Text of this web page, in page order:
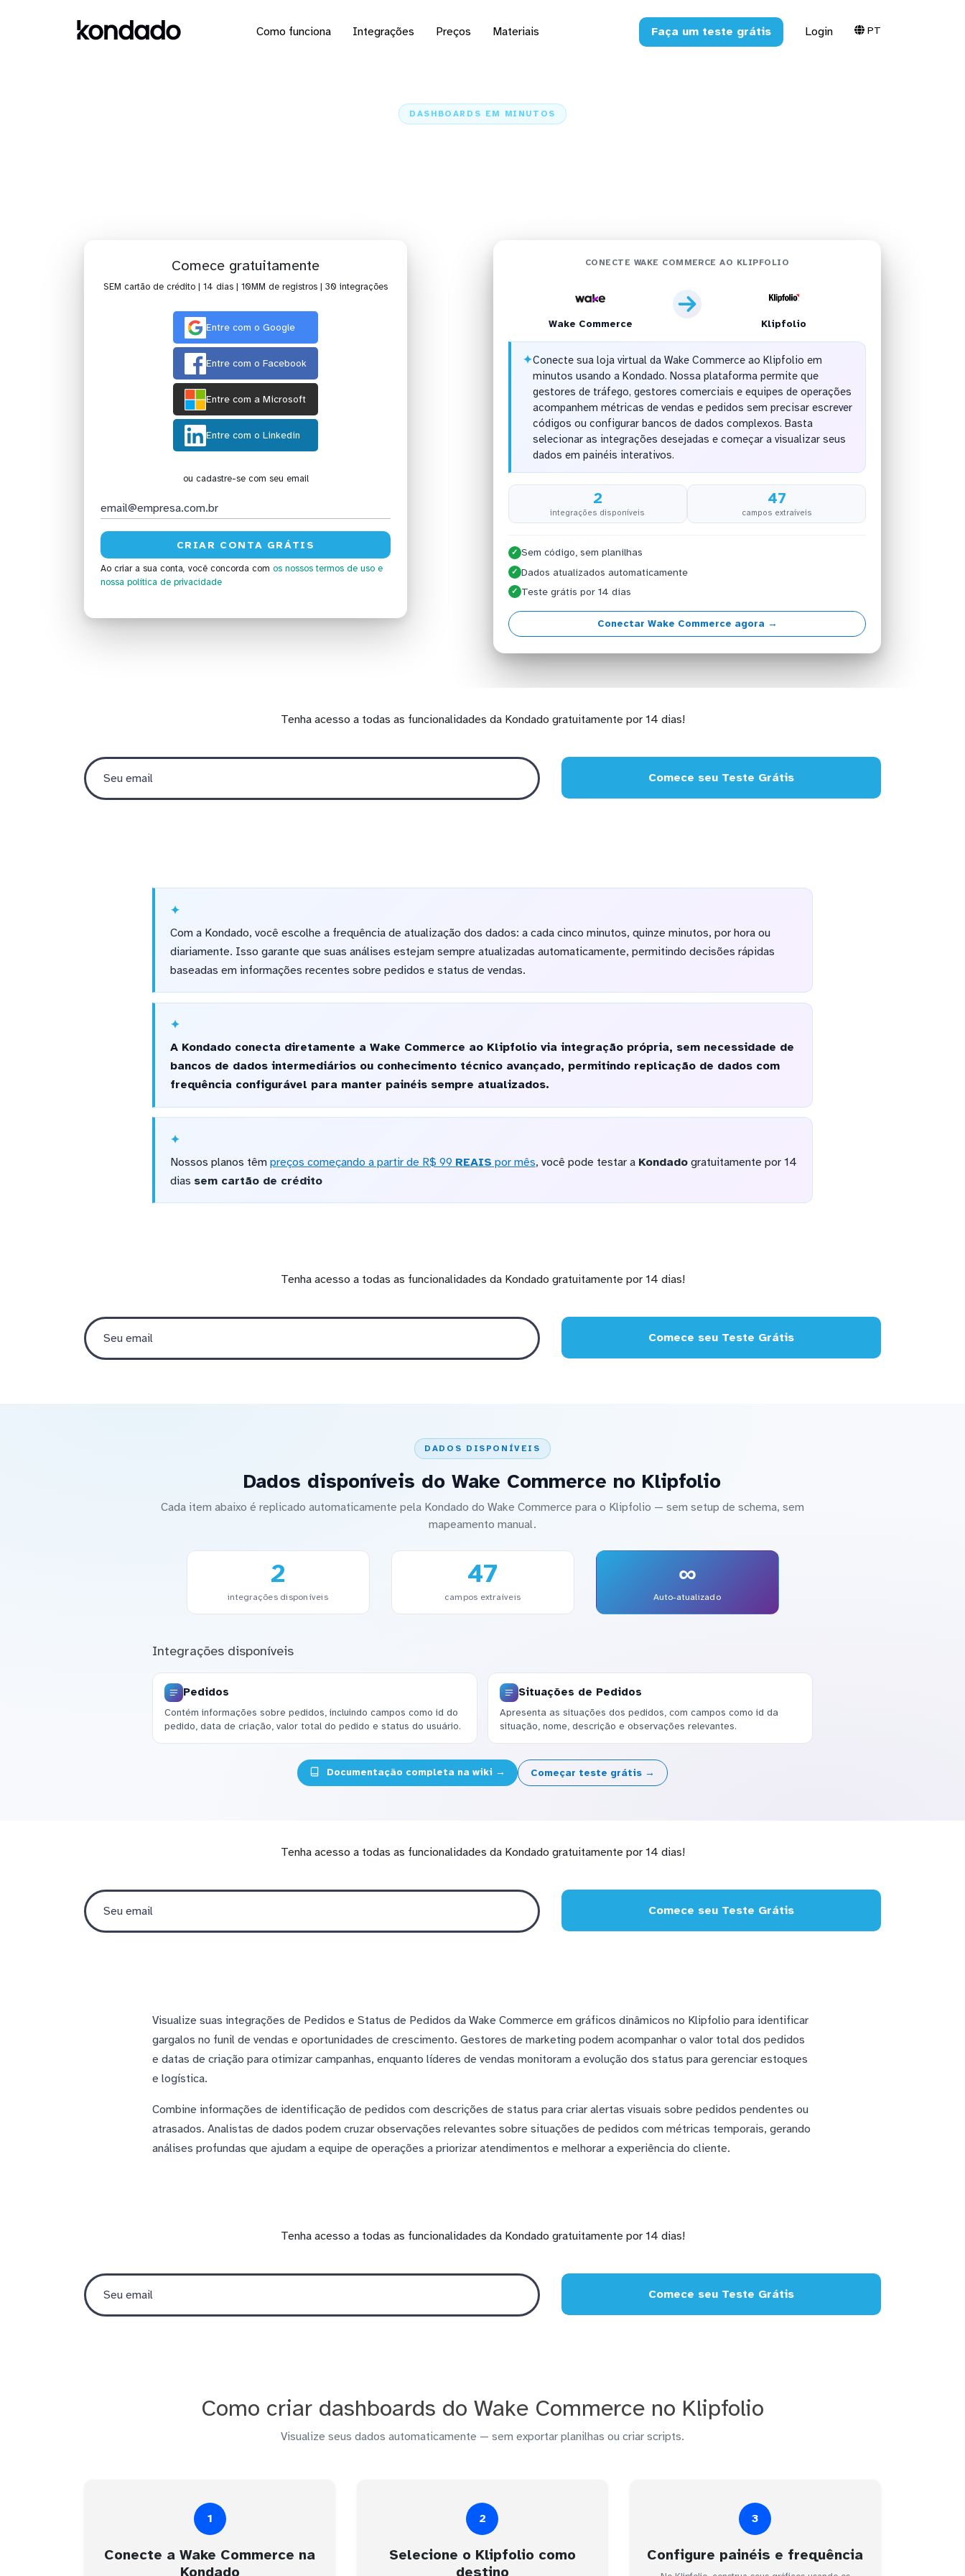
Como funciona Integrações Preços Materiais Faça um teste grátis Login PT
DASHBOARDS EM MINUTOS
Comece gratuitamente
SEM cartão de crédito | 14 dias | 10MM de registros | 30 integrações
Entre com o Google
Entre com o Facebook
Entre com a Microsoft
Entre com o Linkedin
ou cadastre-se com seu email
Ao criar a sua conta, você concorda com os nossos termos de uso e
nossa política de privacidade
CONECTE WAKE COMMERCE AO KLIPFOLIO
Wake Commerce Klipfolio
✦Conecte sua loja virtual da Wake Commerce ao Klipfolio em
minutos usando a Kondado. Nossa plataforma permite que
gestores de tráfego, gestores comerciais e equipes de operações
acompanhem métricas de vendas e pedidos sem precisar escrever
códigos ou configurar bancos de dados complexos. Basta
selecionar as integrações desejadas e começar a visualizar seus
dados em painéis interativos.
2
integrações disponíveis
47
campos extraíveis
✓ Sem código, sem planilhas
✓ Dados atualizados automaticamente
✓ Teste grátis por 14 dias
Conectar Wake Commerce agora →
Tenha acesso a todas as funcionalidades da Kondado gratuitamente por 14 dias!
Comece seu Teste Grátis
Com a Kondado, você escolhe a frequência de atualização dos dados: a cada cinco minutos, quinze minutos, por hora ou
diariamente. Isso garante que suas análises estejam sempre atualizadas automaticamente, permitindo decisões rápidas
baseadas em informações recentes sobre pedidos e status de vendas.
A Kondado conecta diretamente a Wake Commerce ao Klipfolio via integração própria, sem necessidade de
bancos de dados intermediários ou conhecimento técnico avançado, permitindo replicação de dados com
frequência configurável para manter painéis sempre atualizados.
Nossos planos têm preços começando a partir de R$ 99 REAIS por mês, você pode testar a Kondadogratuitamente por 14
dias sem cartão de crédito
Tenha acesso a todas as funcionalidades da Kondado gratuitamente por 14 dias!
Comece seu Teste Grátis
DADOS DISPONÍVEIS
Dados disponíveis do Wake Commerce no Klipfolio
Cada item abaixo é replicado automaticamente pela Kondado do Wake Commerce para o Klipfolio — sem setup de schema, sem
mapeamento manual.
2
integrações disponíveis
47
campos extraíveis
∞
Auto-atualizado
Integrações disponíveis
Pedidos
Contém informações sobre pedidos, incluindo campos como id do
pedido, data de criação, valor total do pedido e status do usuário.
Situações de Pedidos
Apresenta as situações dos pedidos, com campos como id da
situação, nome, descrição e observações relevantes.
Documentação completa na wiki → Começar teste grátis →
Tenha acesso a todas as funcionalidades da Kondado gratuitamente por 14 dias!
Comece seu Teste Grátis
Visualize suas integrações de Pedidos e Status de Pedidos da Wake Commerce em gráficos dinâmicos no Klipfolio para identificar
gargalos no funil de vendas e oportunidades de crescimento. Gestores de marketing podem acompanhar o valor total dos pedidos
e datas de criação para otimizar campanhas, enquanto líderes de vendas monitoram a evolução dos status para gerenciar estoques
e logística.
Combine informações de identificação de pedidos com descrições de status para criar alertas visuais sobre pedidos pendentes ou
atrasados. Analistas de dados podem cruzar observações relevantes sobre situações de pedidos com métricas temporais, gerando
análises profundas que ajudam a equipe de operações a priorizar atendimentos e melhorar a experiência do cliente.
Tenha acesso a todas as funcionalidades da Kondado gratuitamente por 14 dias!
Comece seu Teste Grátis
Como criar dashboards do Wake Commerce no Klipfolio
Visualize seus dados automaticamente — sem exportar planilhas ou criar scripts.
1
Conecte a Wake Commerce na
Kondado
2
Selecione o Klipfolio como
destino
3
Configure painéis e frequência